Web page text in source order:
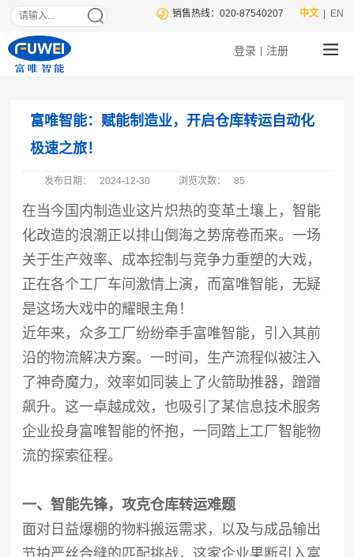
| EN
中文
销售热线：020-87540207
登录 注册
富唯智能：赋能制造业，开启仓库转运自动化
极速之旅！
发布日期： 2024-12-30 浏览次数： 85
在当今国内制造业这片炽热的变革土壤上，智能
化改造的浪潮正以排山倒海之势席卷而来。一场
关于生产效率、成本控制与竞争力重塑的大戏，
正在各个工厂车间激情上演，而富唯智能，无疑
是这场大戏中的耀眼主角！
近年来，众多工厂纷纷牵手富唯智能，引入其前
沿的物流解决方案。一时间，生产流程似被注入
了神奇魔力，效率如同装上了火箭助推器，蹭蹭
飙升。这一卓越成效，也吸引了某信息技术服务
企业投身富唯智能的怀抱，一同踏上工厂智能物
流的探索征程。
一、智能先锋，攻克仓库转运难题
面对日益爆棚的物料搬运需求，以及与成品输出
节拍严丝合缝的匹配挑战，这家企业果断引入富